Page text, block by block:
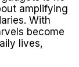
amplifying
With
become
lives,